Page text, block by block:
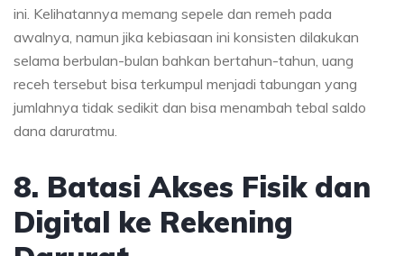
ini. Kelihatannya memang sepele dan remeh pada
awalnya, namun jika kebiasaan ini konsisten dilakukan
selama berbulan-bulan bahkan bertahun-tahun, uang
receh tersebut bisa terkumpul menjadi tabungan yang
jumlahnya tidak sedikit dan bisa menambah tebal saldo
dana daruratmu.
8. Batasi Akses Fisik dan
Digital ke Rekening